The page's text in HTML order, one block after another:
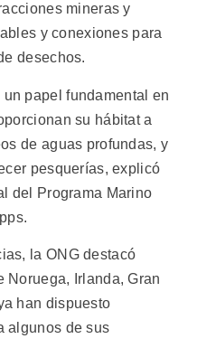
mineras y
y conexiones para
desechos.
papel fundamental en
su hábitat a
de aguas profundas, y
pesquerías, explicó
del Programa Marino
la ONG destacó
Noruega, Irlanda, Gran
han dispuesto
algunos de sus